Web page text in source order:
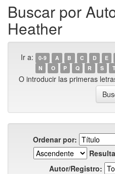
Buscar por
Heather
Ir a: 0-9 A B C D E
N
O P Q R S T
O introducir las primeras
Ordenar por:
Autor/Registro: